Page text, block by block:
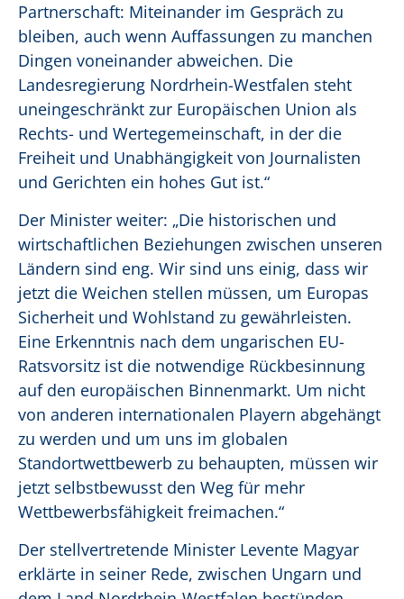
Partnerschaft: Miteinander im Gespräch zu
bleiben, auch wenn Auffassungen zu manchen
Dingen voneinander abweichen. Die
Landesregierung Nordrhein-Westfalen steht
uneingeschränkt zur Europäischen Union als
Rechts- und Wertegemeinschaft, in der die
Freiheit und Unabhängigkeit von Journalisten
und Gerichten ein hohes Gut ist.“
Der Minister weiter: „Die historischen und
wirtschaftlichen Beziehungen zwischen unseren
Ländern sind eng. Wir sind uns einig, dass wir
jetzt die Weichen stellen müssen, um Europas
Sicherheit und Wohlstand zu gewährleisten.
Eine Erkenntnis nach dem ungarischen EU-
Ratsvorsitz ist die notwendige Rückbesinnung
auf den europäischen Binnenmarkt. Um nicht
von anderen internationalen Playern abgehängt
zu werden und um uns im globalen
Standortwettbewerb zu behaupten, müssen wir
jetzt selbstbewusst den Weg für mehr
Wettbewerbsfähigkeit freimachen.“
Der stellvertretende Minister Levente Magyar
erklärte in seiner Rede, zwischen Ungarn und